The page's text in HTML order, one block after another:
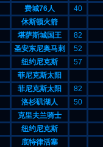
费城76人
40
休斯顿火箭
堪萨斯城国王
82
圣安东尼奥马刺
52
纽约尼克斯
57
菲尼克斯太阳
菲尼克斯太阳
82
洛杉矶湖人
50
克里夫兰骑士
纽约尼克斯
底特律活塞